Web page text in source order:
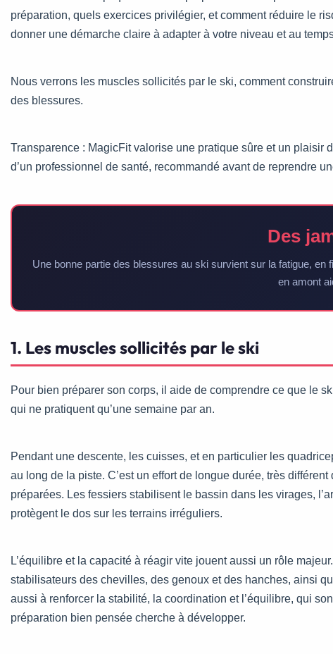
préparation, quels exercices privilégier, et comment réduire le
donner une démarche claire à adapter à votre niveau et au
Nous verrons les muscles sollicités par le ski, comment
des blessures.
Transparence : MagicFit valorise une pratique sûre et un plaisir
d’un professionnel de santé, recommandé avant de reprendre
Des
Une bonne partie des blessures au ski survient sur la fatigue,
en amont
1. Les muscles sollicités par le ski
Pour bien préparer son corps, il aide de comprendre ce que le
qui ne pratiquent qu’une semaine par an.
Pendant une descente, les cuisses, et en particulier les
au long de la piste. C’est un effort de longue durée, très
préparées. Les fessiers stabilisent le bassin dans les virages,
protègent le dos sur les terrains irréguliers.
L’équilibre et la capacité à réagir vite jouent aussi un rôle
stabilisateurs des chevilles, des genoux et des hanches, ainsi
aussi à renforcer la stabilité, la coordination et l’équilibre, qui
préparation bien pensée cherche à développer.